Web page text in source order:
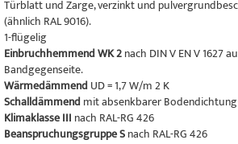
Türblatt und Zarge, verzinkt und
(ähnlich RAL 9016).
1-flügelig
Einbruchhemmend WK 2nach DIN V EN V 1627
Bandgegenseite.
Wärmedämmend UD = 1,7 W/m 2 K
Schalldämmend mit absenkbarer Bodendichtung
Klimaklasse III nach RAL-RG 426
Beanspruchungsgruppe Snach RAL-RG 426